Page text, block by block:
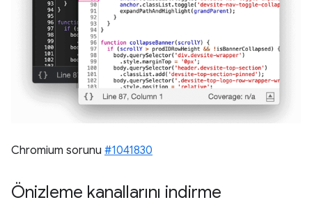
Chromium sorunu #1041830
Önizleme kanallarını indirme